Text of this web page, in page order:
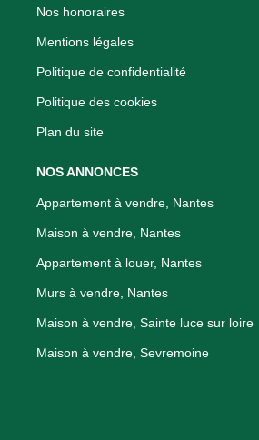
Nos honoraires
Mentions légales
Politique de confidentialité
Politique des cookies
Plan du site
NOS ANNONCES
Appartement à vendre, Nantes
Maison à vendre, Nantes
Appartement à louer, Nantes
Murs à vendre, Nantes
Maison à vendre, Sainte luce sur loire
Maison à vendre, Sevremoine